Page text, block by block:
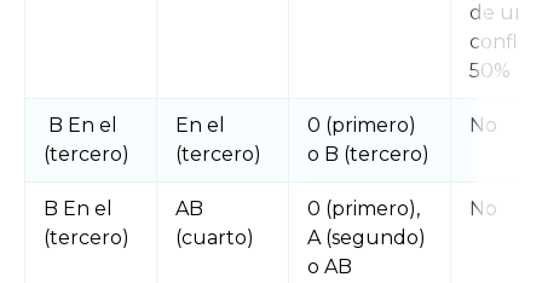
de un
50%
B En el
(tercero)
En el
(tercero)
0 (primero)
o B (tercero)
No
B En el
(tercero)
AB
(cuarto)
0 (primero),
A (segundo)
o AB
No